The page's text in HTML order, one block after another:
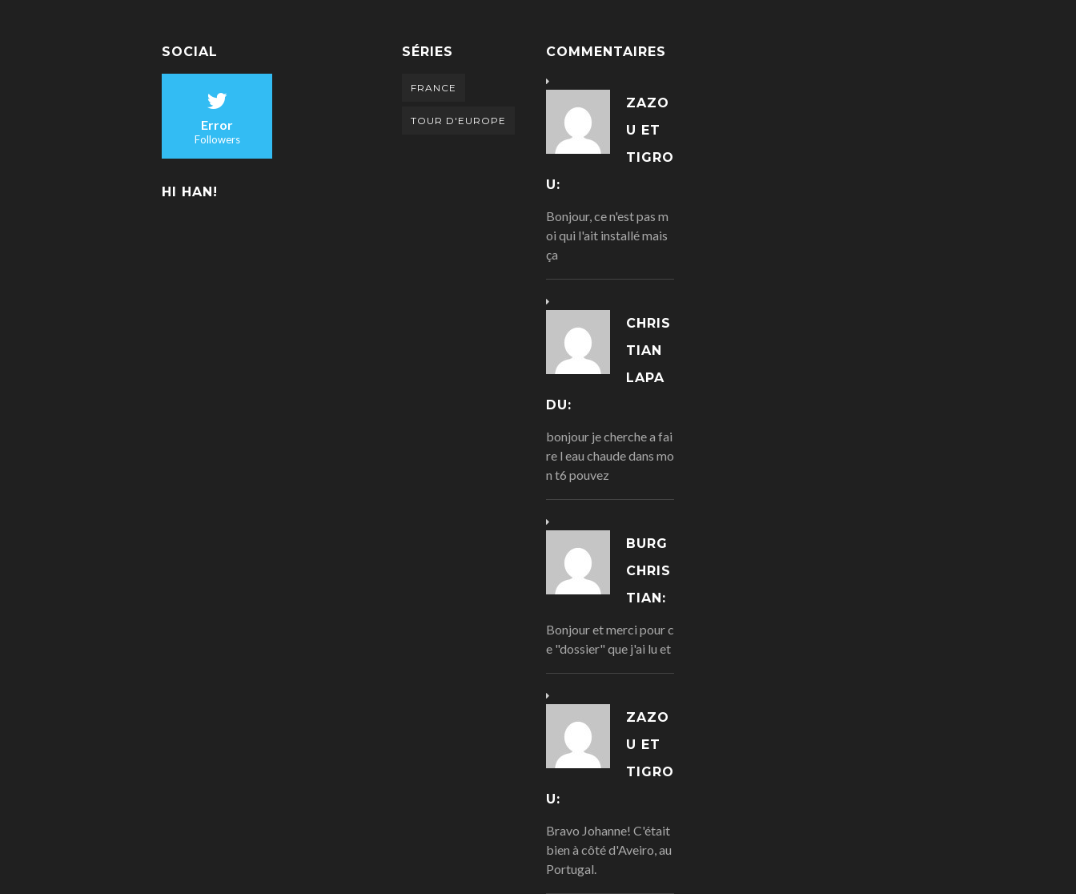
SOCIAL
Error
Followers
HI HAN!
SÉRIES
FRANCE
TOUR D'EUROPE
COMMENTAIRES
ZAZO
U ET
TIGRO
U:
Bonjour, ce n'est pas m
oi qui l'ait installé mais
ça
CHRIS
TIAN
LAPA
DU:
bonjour je cherche a fai
re l eau chaude dans mo
n t6 pouvez
BURG
CHRIS
TIAN:
Bonjour et merci pour c
e "dossier" que j'ai lu et
ZAZO
U ET
TIGRO
U:
Bravo Johanne! C'était
bien à côté d'Aveiro, au
Portugal.